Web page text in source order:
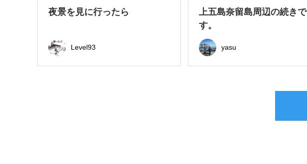
夜景を見に行ったら
Level93
上五島奈留島周辺の続きで
す。
yasu